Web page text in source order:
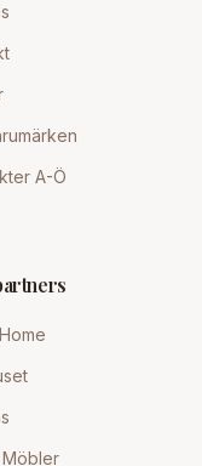
A-Ö
Möbler